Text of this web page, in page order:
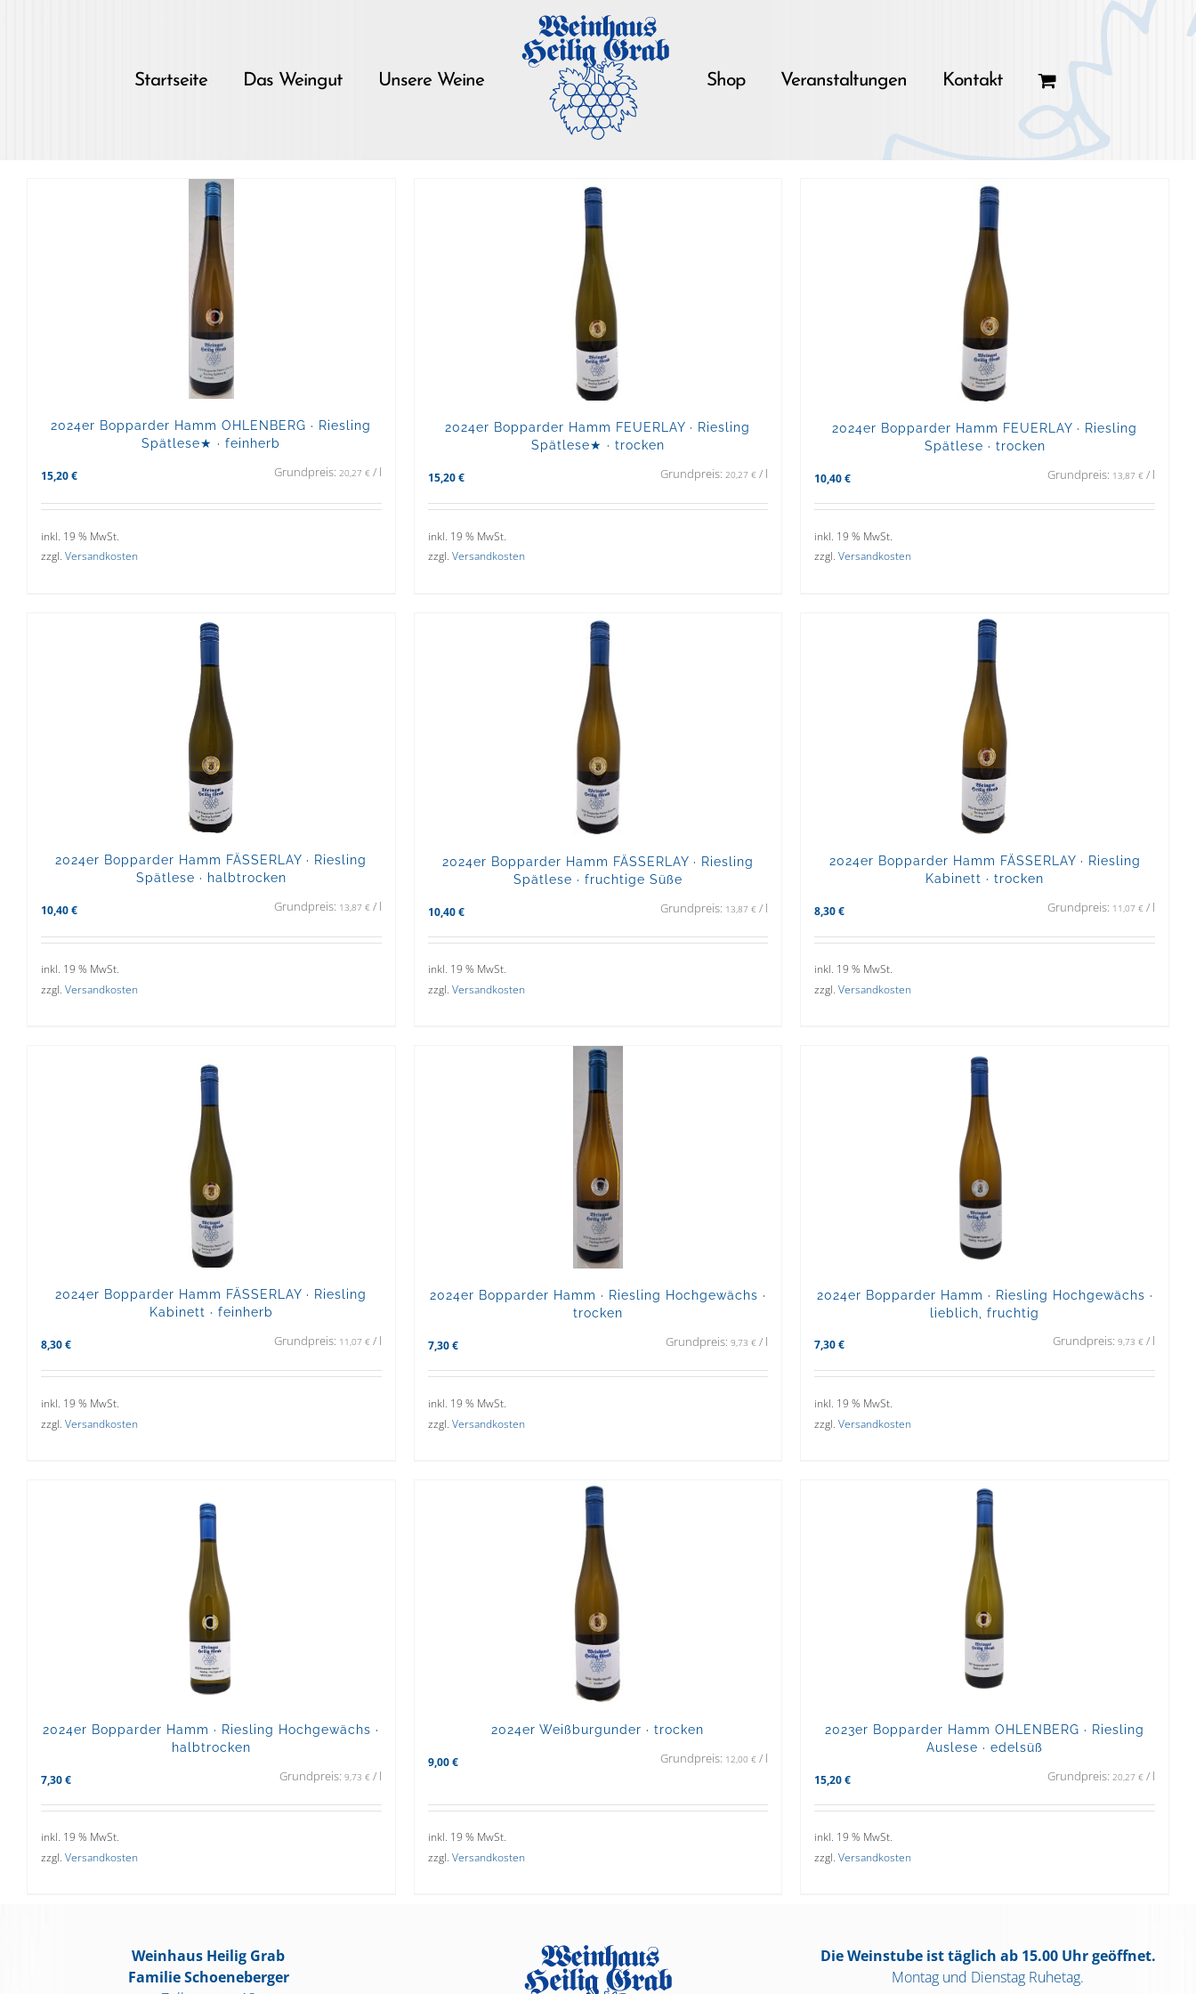
Startseite Das Weingut Unsere Weine Shop Veranstaltungen Kontakt
2024er Bopparder Hamm OHLENBERG · Riesling
Spätlese★ · feinherb
15,20 € Grundpreis: 20,27 €/ l
inkl. 19 % MwSt.
zzgl. Versandkosten
2024er Bopparder Hamm FEUERLAY · Riesling
Spätlese★ · trocken
15,20 € Grundpreis:20,27€ / l
inkl. 19 % MwSt.
zzgl. Versandkosten
2024er Bopparder Hamm FEUERLAY · Riesling
Spätlese · trocken
10,40€ Grundpreis: 13,87 €/ l
inkl. 19 % MwSt.
zzgl.Versandkosten
2024er Bopparder Hamm FÄSSERLAY · Riesling
Spätlese · halbtrocken
10,40 € Grundpreis: 13,87 €/ l
inkl. 19 % MwSt.
zzgl. Versandkosten
2024er Bopparder Hamm FÄSSERLAY · Riesling
Spätlese · fruchtige Süße
10,40 € Grundpreis: 13,87€ / l
inkl. 19 % MwSt.
zzgl. Versandkosten
2024er Bopparder Hamm FÄSSERLAY · Riesling
Kabinett · trocken
8,30€ Grundpreis: 11,07 €/ l
inkl. 19 % MwSt.
zzgl.Versandkosten
2024er Bopparder Hamm FÄSSERLAY · Riesling
Kabinett · feinherb
8,30 € Grundpreis: 11,07 €/ l
inkl. 19 % MwSt.
zzgl. Versandkosten
2024er Bopparder Hamm · Riesling Hochgewächs ·
trocken
7,30 € Grundpreis:9,73€ / l
inkl. 19 % MwSt.
zzgl. Versandkosten
2024er Bopparder Hamm · Riesling Hochgewächs ·
lieblich, fruchtig
7,30€ Grundpreis: 9,73 €/ l
inkl. 19 % MwSt.
zzgl.Versandkosten
2024er Bopparder Hamm · Riesling Hochgewächs ·
halbtrocken
7,30 € Grundpreis: 9,73 €/ l
inkl. 19 % MwSt.
zzgl. Versandkosten
2024er Weißburgunder · trocken
9,00 € Grundpreis: 12,00€ / l
inkl. 19 % MwSt.
zzgl. Versandkosten
2023er Bopparder Hamm OHLENBERG · Riesling
Auslese · edelsüß
15,20€ Grundpreis: 20,27 €/ l
inkl. 19 % MwSt.
zzgl.Versandkosten
Weinhaus Heilig Grab
Familie Schoeneberger
Die Weinstube ist täglich ab 15.00 Uhr geöffnet.
Montag und Dienstag Ruhetag.